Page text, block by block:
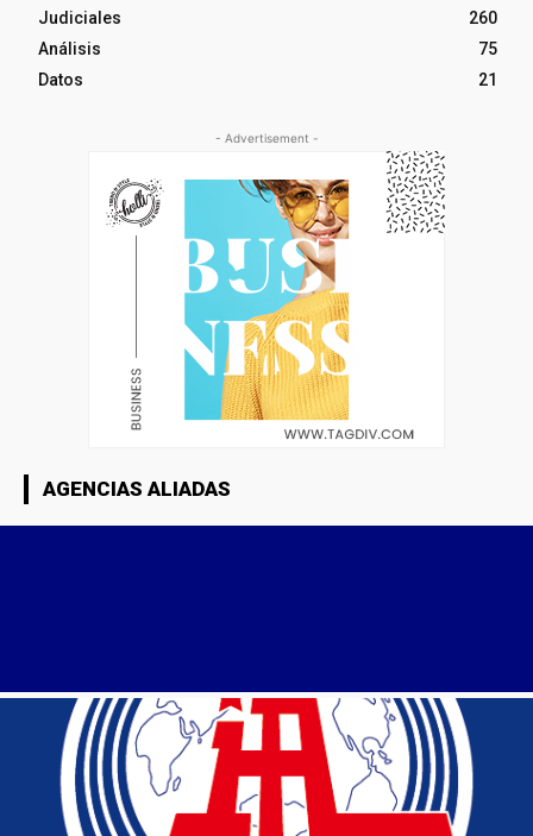
Judiciales
260
Análisis
75
Datos
21
- Advertisement -
AGENCIAS ALIADAS